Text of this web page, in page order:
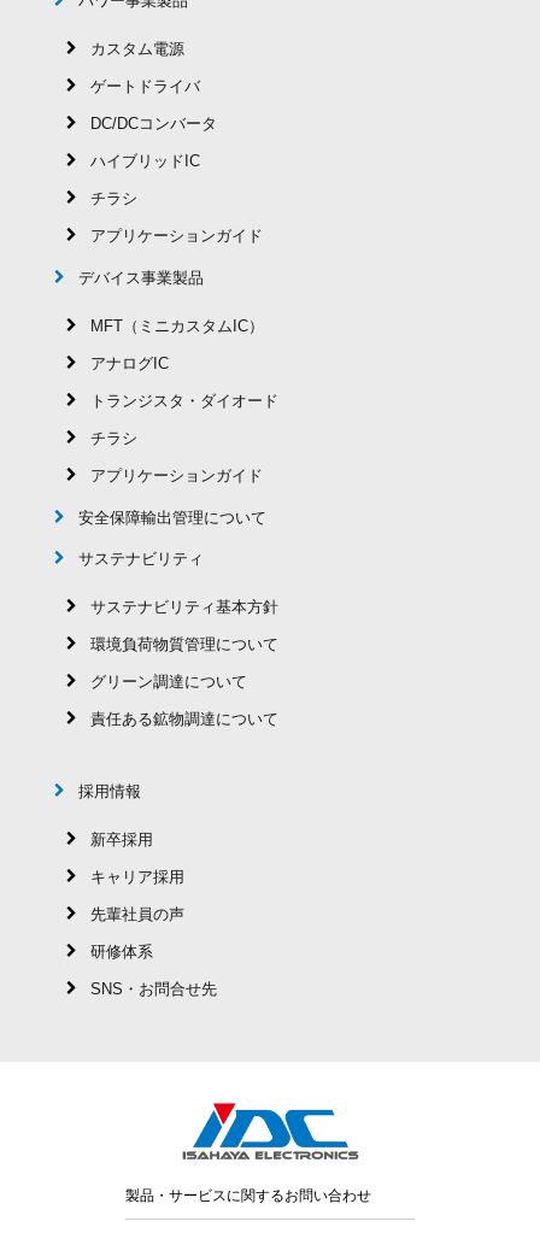
カスタム電源
ゲートドライバ
DC/DCコンバータ
ハイブリッドIC
チラシ
アプリケーションガイド
デバイス事業製品
MFT（ミニカスタムIC）
アナログIC
トランジスタ・ダイオード
チラシ
アプリケーションガイド
安全保障輸出管理について
サステナビリティ
サステナビリティ基本方針
環境負荷物質管理について
グリーン調達について
責任ある鉱物調達について
採用情報
新卒採用
キャリア採用
先輩社員の声
研修体系
SNS・お問合せ先
製品・サービスに関するお問い合わせ